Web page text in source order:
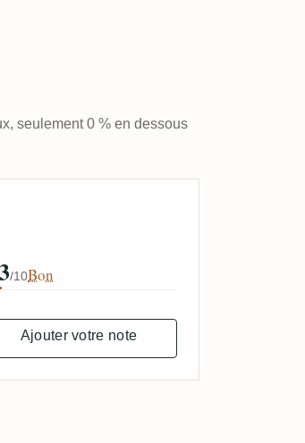
seulement 0 % en dessous
/10Bon
Ajouter votre note